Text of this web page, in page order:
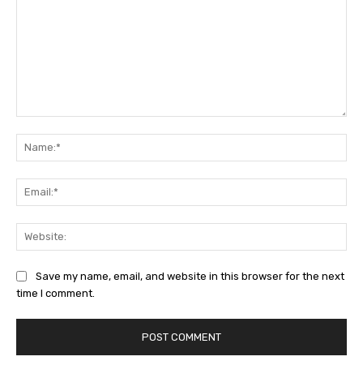
Save my name, email, and website in this browser for the next
time I comment.